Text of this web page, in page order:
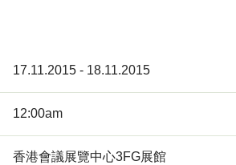
17.11.2015 - 18.11.2015
12:00am
香港會議展覽中心3FG展館